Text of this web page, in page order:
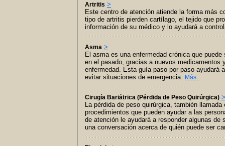
Artritis >
Este centro de atención atiende la forma más
tipo de artritis pierden cartílago, el tejido que
información de su médico y lo ayudará a
Asma >
El asma es una enfermedad crónica que
en el pasado, gracias a nuevos medicamentos
enfermedad. Esta guía paso por paso ayudará
evitar situaciones de emergencia. Más..
Cirugía Bariátrica (Pérdida de Peso Quirúrgica) >
La pérdida de peso quirúrgica, también
procedimientos que pueden ayudar a las
de atención le ayudará a responder algunas
una conversación acerca de quién puede ser